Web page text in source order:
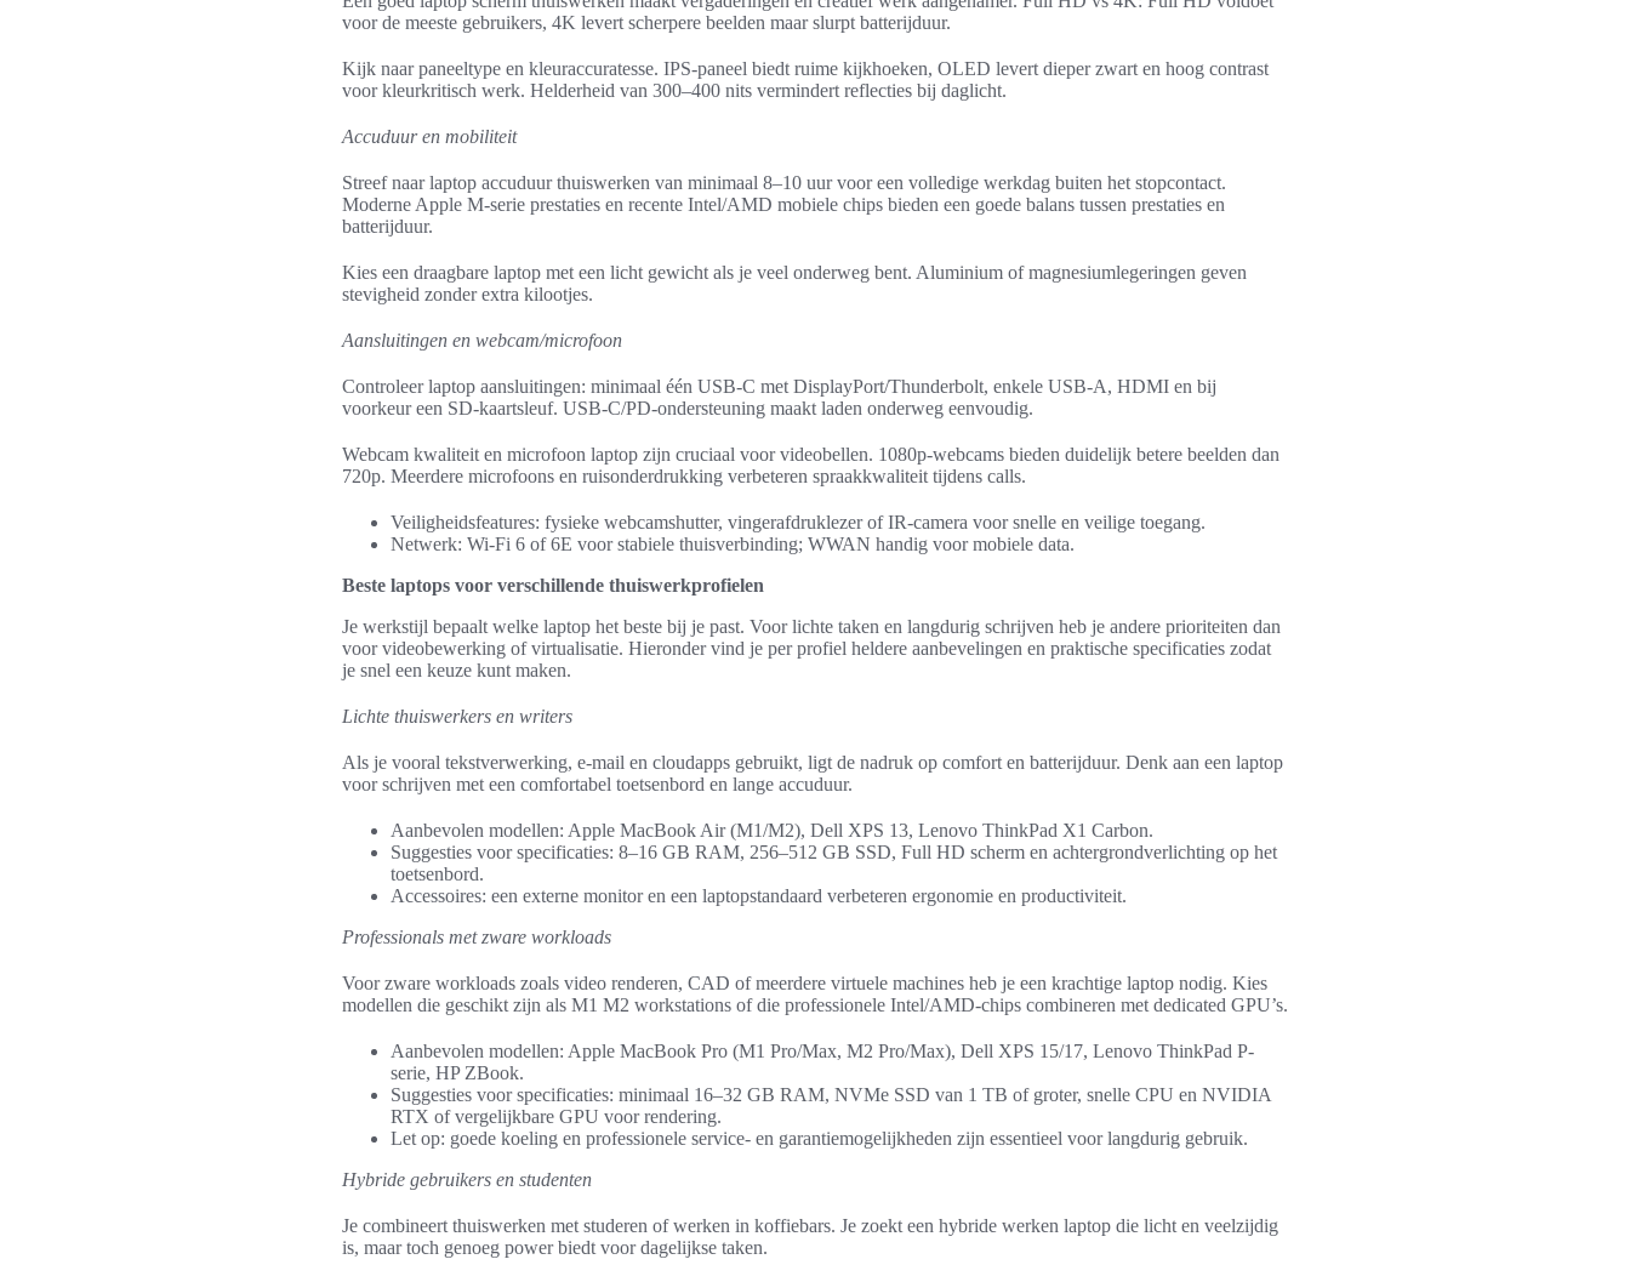
voor de meeste gebruikers, 4K levert scherpere beelden maar slurpt batterijduur.
Kijk naar paneeltype en kleuraccuratesse. IPS-paneel biedt ruime kijkhoeken, OLED levert dieper zwart en hoog contrast
voor kleurkritisch werk. Helderheid van 300–400 nits vermindert reflecties bij daglicht.
Accuduur en mobiliteit
Streef naar laptop accuduur thuiswerken van minimaal 8–10 uur voor een volledige werkdag buiten het stopcontact.
Moderne Apple M-serie prestaties en recente Intel/AMD mobiele chips bieden een goede balans tussen prestaties en
batterijduur.
Kies een draagbare laptop met een licht gewicht als je veel onderweg bent. Aluminium of magnesiumlegeringen geven
stevigheid zonder extra kilootjes.
Aansluitingen en webcam/microfoon
Controleer laptop aansluitingen: minimaal één USB-C met DisplayPort/Thunderbolt, enkele USB-A, HDMI en bij
voorkeur een SD-kaartsleuf. USB-C/PD-ondersteuning maakt laden onderweg eenvoudig.
Webcam kwaliteit en microfoon laptop zijn cruciaal voor videobellen. 1080p-webcams bieden duidelijk betere beelden dan
720p. Meerdere microfoons en ruisonderdrukking verbeteren spraakkwaliteit tijdens calls.
Veiligheidsfeatures: fysieke webcamshutter, vingerafdruklezer of IR-camera voor snelle en veilige toegang.
Netwerk: Wi‑Fi 6 of 6E voor stabiele thuisverbinding; WWAN handig voor mobiele data.
Beste laptops voor verschillende thuiswerkprofielen
Je werkstijl bepaalt welke laptop het beste bij je past. Voor lichte taken en langdurig schrijven heb je andere prioriteiten dan
voor videobewerking of virtualisatie. Hieronder vind je per profiel heldere aanbevelingen en praktische specificaties zodat
je snel een keuze kunt maken.
Lichte thuiswerkers en writers
Als je vooral tekstverwerking, e-mail en cloudapps gebruikt, ligt de nadruk op comfort en batterijduur. Denk aan een laptop
voor schrijven met een comfortabel toetsenbord en lange accuduur.
Aanbevolen modellen: Apple MacBook Air (M1/M2), Dell XPS 13, Lenovo ThinkPad X1 Carbon.
Suggesties voor specificaties: 8–16 GB RAM, 256–512 GB SSD, Full HD scherm en achtergrondverlichting op het
toetsenbord.
Accessoires: een externe monitor en een laptopstandaard verbeteren ergonomie en productiviteit.
Professionals met zware workloads
Voor zware workloads zoals video renderen, CAD of meerdere virtuele machines heb je een krachtige laptop nodig. Kies
modellen die geschikt zijn als M1 M2 workstations of die professionele Intel/AMD-chips combineren met dedicated GPU’s.
Aanbevolen modellen: Apple MacBook Pro (M1 Pro/Max, M2 Pro/Max), Dell XPS 15/17, Lenovo ThinkPad P-
serie, HP ZBook.
Suggesties voor specificaties: minimaal 16–32 GB RAM, NVMe SSD van 1 TB of groter, snelle CPU en NVIDIA
RTX of vergelijkbare GPU voor rendering.
Let op: goede koeling en professionele service- en garantiemogelijkheden zijn essentieel voor langdurig gebruik.
Hybride gebruikers en studenten
Je combineert thuiswerken met studeren of werken in koffiebars. Je zoekt een hybride werken laptop die licht en veelzijdig
is, maar toch genoeg power biedt voor dagelijkse taken.